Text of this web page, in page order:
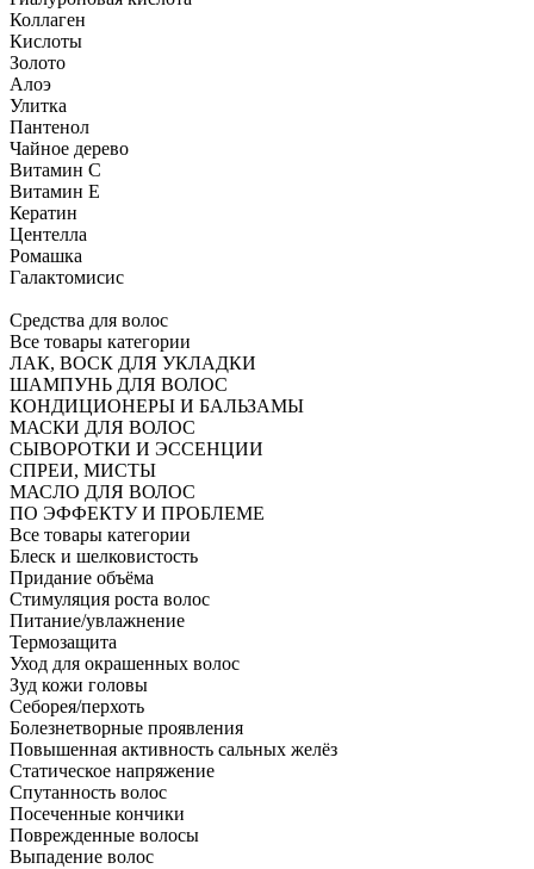
Коллаген
Кислоты
Золото
Алоэ
Улитка
Пантенол
Чайное дерево
Витамин C
Витамин Е
Кератин
Центелла
Ромашка
Галактомисис
Средства для волос
Все товары категории
ЛАК, ВОСК ДЛЯ УКЛАДКИ
ШАМПУНЬ ДЛЯ ВОЛОС
КОНДИЦИОНЕРЫ И БАЛЬЗАМЫ
МАСКИ ДЛЯ ВОЛОС
СЫВОРОТКИ И ЭССЕНЦИИ
СПРЕИ, МИСТЫ
МАСЛО ДЛЯ ВОЛОС
ПО ЭФФЕКТУ И ПРОБЛЕМЕ
Все товары категории
Блеск и шелковистость
Придание объёма
Стимуляция роста волос
Питание/увлажнение
Термозащита
Уход для окрашенных волос
Зуд кожи головы
Себорея/перхоть
Болезнетворные проявления
Повышенная активность сальных желёз
Статическое напряжение
Спутанность волос
Посеченные кончики
Поврежденные волосы
Выпадение волос